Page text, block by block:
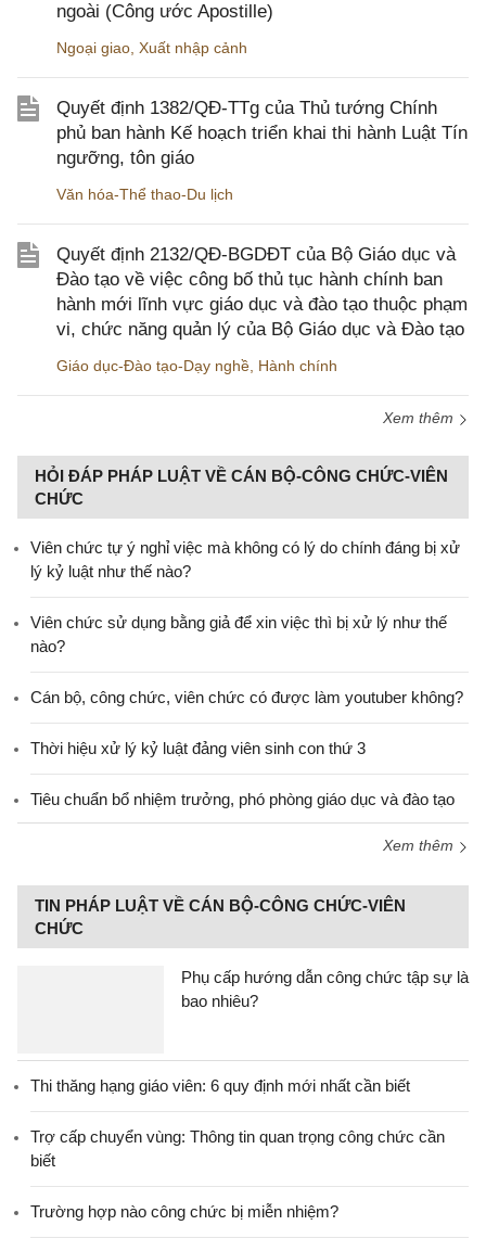
ngoài (Công ước Apostille)
Ngoại giao, Xuất nhập cảnh
Quyết định 1382/QĐ-TTg của Thủ tướng Chính
phủ ban hành Kế hoạch triển khai thi hành Luật Tín
ngưỡng, tôn giáo
Văn hóa-Thể thao-Du lịch
Quyết định 2132/QĐ-BGDĐT của Bộ Giáo dục và
Đào tạo về việc công bố thủ tục hành chính ban
hành mới lĩnh vực giáo dục và đào tạo thuộc phạm
vi, chức năng quản lý của Bộ Giáo dục và Đào tạo
Giáo dục-Đào tạo-Dạy nghề, Hành chính
Xem thêm
HỎI ĐÁP PHÁP LUẬT VỀ CÁN BỘ-CÔNG CHỨC-VIÊN
CHỨC
Viên chức tự ý nghỉ việc mà không có lý do chính đáng bị xử
lý kỷ luật như thế nào?
Viên chức sử dụng bằng giả để xin việc thì bị xử lý như thế
nào?
Cán bộ, công chức, viên chức có được làm youtuber không?
Thời hiệu xử lý kỷ luật đảng viên sinh con thứ 3
Tiêu chuẩn bổ nhiệm trưởng, phó phòng giáo dục và đào tạo
Xem thêm
TIN PHÁP LUẬT VỀ CÁN BỘ-CÔNG CHỨC-VIÊN
CHỨC
Phụ cấp hướng dẫn công chức tập sự là
bao nhiêu?
Thi thăng hạng giáo viên: 6 quy định mới nhất cần biết
Trợ cấp chuyển vùng: Thông tin quan trọng công chức cần
biết
Trường hợp nào công chức bị miễn nhiệm?